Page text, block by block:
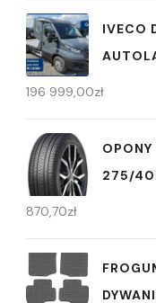
IVECO
196 999,00zł
OPONY
275/
870,70zł